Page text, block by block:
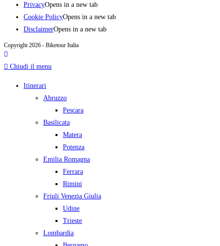
PrivacyOpens in a new tab
Cookie PolicyOpens in a new tab
DisclaimerOpens in a new tab
Copyright 2026 - Biketour Italia
Chiudi il menu
Itinerari
Abruzzo
Pescara
Basilicata
Matera
Potenza
Emilia Romagna
Ferrara
Rimini
Friuli Venezia Giulia
Udine
Trieste
Lombardia